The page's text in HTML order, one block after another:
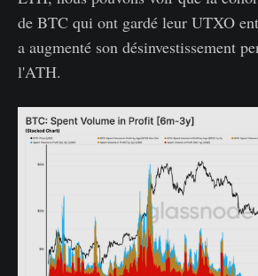
de BTC qui ont gardé leur UTXO
a augmenté son désinvestissement
l'ATH.